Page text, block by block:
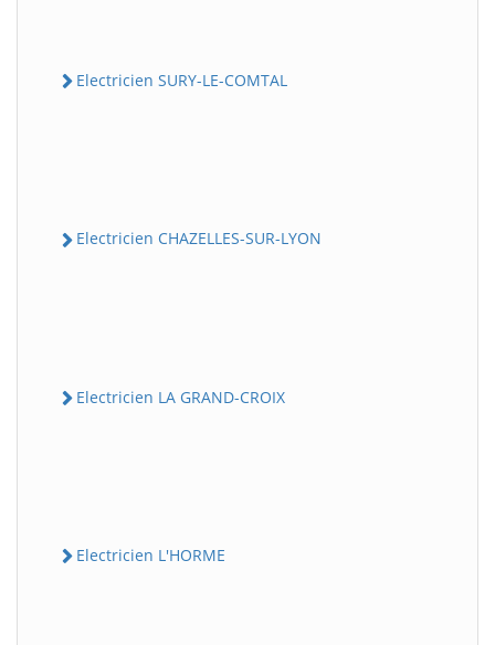
Electricien SURY-LE-COMTAL
Electricien CHAZELLES-SUR-LYON
Electricien LA GRAND-CROIX
Electricien L'HORME